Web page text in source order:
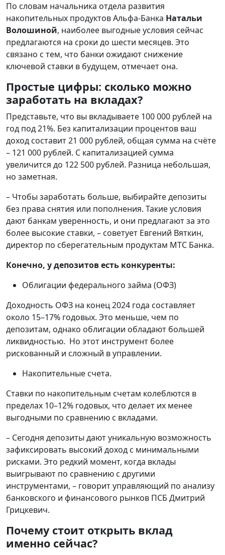
По словам начальника отдела развития
накопительных продуктов Альфа-Банка Натальи
Волошиной, наиболее выгодные условия сейчас
предлагаются на сроки до шести месяцев. Это
связано с тем, что банки ожидают снижение
ключевой ставки в будущем, отмечает она.
Простые цифры: сколько можно
заработать на вкладах?
Представьте, что вы вкладываете 100 000 рублей на
год под 21%. Без капитализации процентов ваш
доход составит 21 000 рублей, общая сумма на счёте
– 121 000 рублей. С капитализацией сумма
увеличится до 122 500 рублей. Разница небольшая,
но заметная.
– Чтобы заработать больше, выбирайте депозиты
без права снятия или пополнения. Такие условия
дают банкам уверенность, и они предлагают за это
более высокие ставки, – советует Евгений Вяткин,
директор по сберегательным продуктам МТС Банка.
Конечно, у депозитов есть конкуренты:
Облигации федерального займа (ОФЗ)
Доходность ОФЗ на конец 2024 года составляет
около 15–17% годовых. Это меньше, чем по
депозитам, однако облигации обладают большей
ликвидностью. Но этот инструмент более
рискованный и сложный в управлении.
Накопительные счета.
Ставки по накопительным счетам колеблются в
пределах 10–12% годовых, что делает их менее
выгодными по сравнению с вкладами.
– Сегодня депозиты дают уникальную возможность
зафиксировать высокий доход с минимальными
рисками. Это редкий момент, когда вклады
выигрывают по сравнению с другими
инструментами, – говорит управляющий по анализу
банковского и финансового рынков ПСБ Дмитрий
Грицкевич.
Почему стоит открыть вклад
именно сейчас?